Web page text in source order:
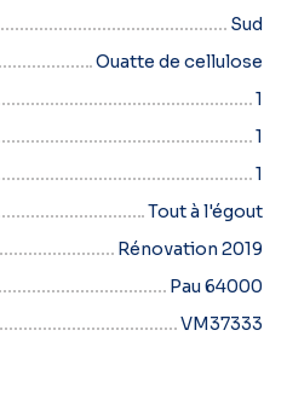
Sud
Ouatte de cellulose
1
1
1
Tout à l'égout
Rénovation 2019
Pau 64000
VM37333